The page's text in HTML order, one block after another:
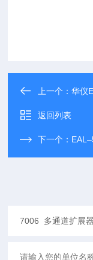
上一个：华仪
返回列表
下一个：